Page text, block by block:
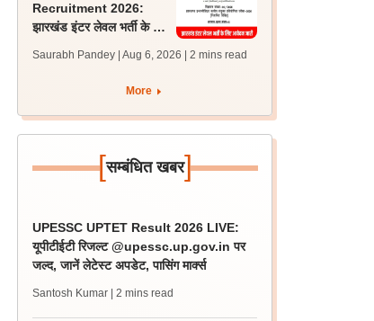
Recruitment 2026:
झारखंड इंटर लेवल भर्ती के लिए
Saurabh Pandey | Aug 6, 2026 | 2 mins read
More
[सम्बंधित खबर]
UPESSC UPTET Result 2026 LIVE:
यूपीटीईटी रिजल्ट @upessc.up.gov.in पर
जल्द, जानें लेटेस्ट अपडेट, पासिंग मार्क्स
Santosh Kumar | 2 mins read